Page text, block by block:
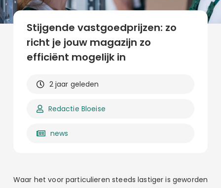
Alle soorten artikelen
Stijgende vastgoedprijzen: zo
richt je jouw magazijn zo
efficiënt mogelijk in
2 jaar geleden
Redactie Bloeise
news
Waar het voor particulieren steeds lastiger is geworden